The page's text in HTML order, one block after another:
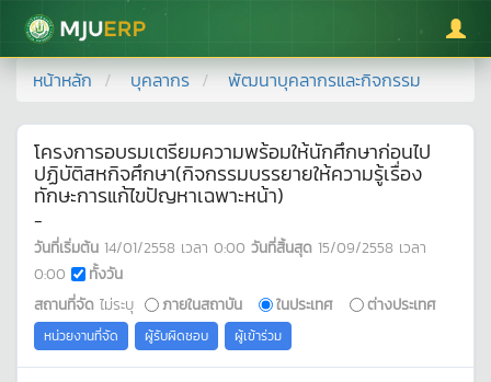
มหาวิทยาลัยแม่โจ้
หน้าหลัก บุคลากร พัฒนาบุคลากรและกิจกรรม
โครงการอบรมเตรียมความพร้อมให้นักศึกษาก่อนไป
ปฏิบัติสหกิจศึกษา(กิจกรรมบรรยายให้ความรู้เรื่อง
ทักษะการแก้ไขปัญหาเฉพาะหน้า)
-
วันที่เริ่มต้น 14/01/2558 เวลา 0:00 วันที่สิ้นสุด 15/09/2558 เวลา
0:00
ทั้งวัน
สถานที่จัด ไม่ระบุ ภายในสถาบัน ในประเทศ ต่างประเทศ
หน่วยงานที่จัด ผู้รับผิดชอบ ผู้เข้าร่วม